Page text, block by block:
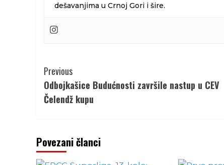
dešavanjima u Crnoj Gori i šire.
Continue
Reading
Previous
Odbojkašice Budućnosti završile nastup u CEV
Čelendž kupu
Povezani članci